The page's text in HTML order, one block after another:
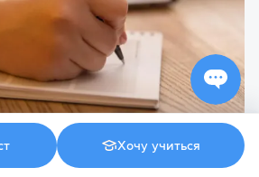
— разница и правила
языке
Хочу учиться